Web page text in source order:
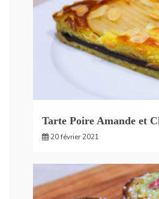
Tarte Poire Amande et
20 février 2021